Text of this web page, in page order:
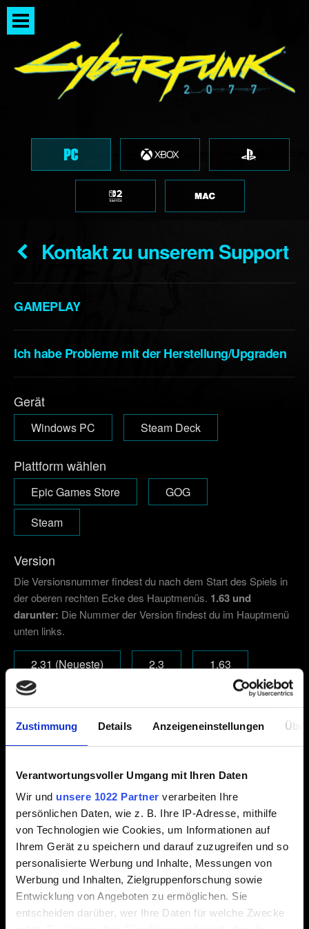
Zustimmung Details Anzeigeneinstellungen
Verantwortungsvoller Umgang mit Ihren Daten
Wir und unsere 1022 Partner verarbeiten Ihre
persönlichen Daten, wie z. B. Ihre IP-Adresse, mithilfe
von Technologien wie Cookies, um Informationen auf
Ihrem Gerät zu speichern und darauf zuzugreifen und so
personalisierte Werbung und Inhalte, Messungen von
Werbung und Inhalten, Zielgruppenforschung sowie
Entwicklung von Angeboten zu ermöglichen. Sie
entscheiden darüber, wer Ihre Daten für welche Zwecke
Kontakt zu unserem Support
GAMEPLAY
Ich habe Probleme mit der Herstellung/Upgraden
Gerät
Windows PC Steam Deck
Plattform wählen
Epic Games Store
GOG
Steam
Version
Die Versionsnummer findest du nach dem Start des Spiels in
der oberen rechten Ecke des Hauptmenüs. 1.63 und
darunter: Die Nummer der Version findest du im Hauptmenü
unten links.
2.31 (Neueste) 2.3
1.63
Andere
E-Mail (Tippfehler vermeiden!)
Kurze Beschreibung des Problems
Datei hinzufügen